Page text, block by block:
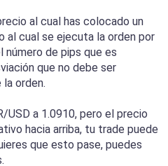
al cual has colocado un
cual se ejecuta la orden por
número de pips que es
que no debe ser
orden.
USD a 1.0910, pero el precio
hacia arriba, tu trade puede
que esto pase, puedes